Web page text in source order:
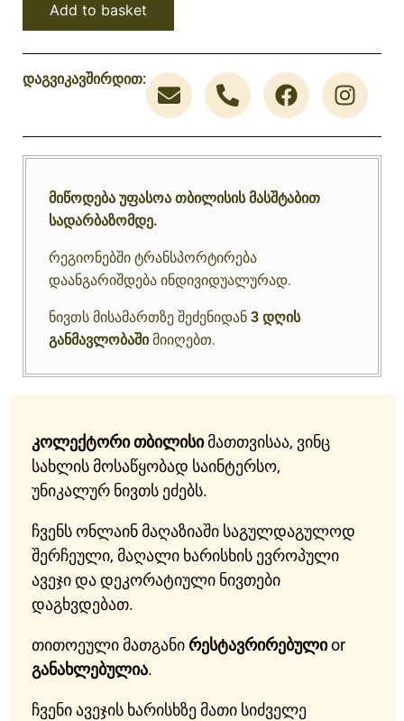
Add to basket
დაგვიკავშირდით:
მიწოდება უფასოა თბილისის მასშტაბით
სადარბაზომდე.
რეგიონებში ტრანსპორტირება
დაანგარიშდება ინდივიდუალურად.
ნივთს მისამართზე შეძენიდან 3 დღის
განმავლობაშიმიიღებთ.
კოლექტორი თბილისიმათთვისაა, ვინც
სახლის მოსაწყობად საინტერსო,
უნიკალურ ნივთს ეძებს.
ჩვენს ონლაინ მაღაზიაში საგულდაგულოდ
შერჩეული, მაღალი ხარისხის ევროპული
ავეჯი და დეკორატიული ნივთები
დაგხვდებათ.
თითოეული მათგანირესტავრირებულიor
განახლებულია.
ჩვენი ავეჯის ხარისხზე მათი სიძველე